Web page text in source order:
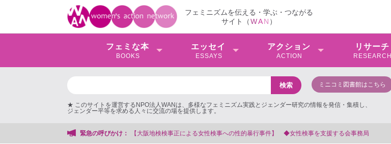
フェミニズムを伝える・学ぶ・つながる
サイト（WAN ）
フェミな本
BOOKS
エッセイ
ESSAYS
アクション
ACTION
リサーチ
RESEARCH
ミニコミ図書館はこちら
★ このサイトを運営するNPO法人WANは、多様なフェミニズム実践とジェンダー研究の情報を発信・集積し、
ジェンダー平等を求める人々に交流の場を提供します。
緊急の呼びかけ：
【大阪地検検事正による女性検事への性的暴行事件】 ◆女性検事を支援する会事務局